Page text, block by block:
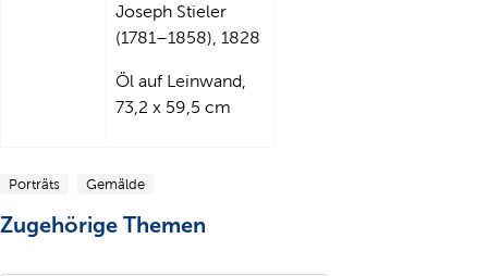
Joseph Stieler
(1781–1858), 1828
Öl auf Leinwand,
73,2 x 59,5 cm
Porträts Gemälde
Zugehörige Themen